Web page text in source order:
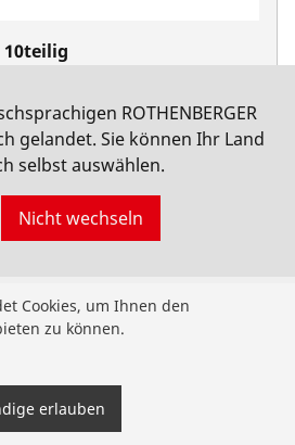
ROTHENBERGER
gelandet. Sie können Ihr Land
selbst auswählen.
Nicht wechseln
Cookies, um Ihnen den
zu können.
erlauben